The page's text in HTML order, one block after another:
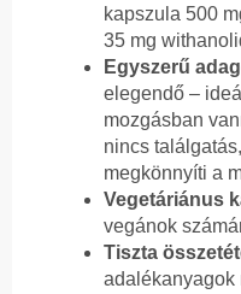
kapszula 500
35 mg
Egyszerű
elegendő –
mozgásban
nincs
megkönnyíti a
Vegetáriánus
vegánok
Tiszta
adalékanyagok